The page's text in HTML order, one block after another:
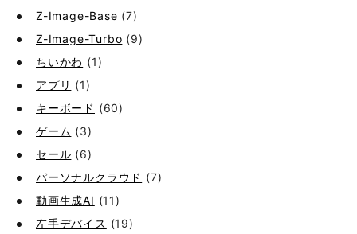
Z-Image-Base (7)
Z-Image-Turbo (9)
ちいかわ (1)
アプリ (1)
キーボード (60)
ゲーム (3)
セール (6)
パーソナルクラウド (7)
動画生成AI (11)
左手デバイス (19)